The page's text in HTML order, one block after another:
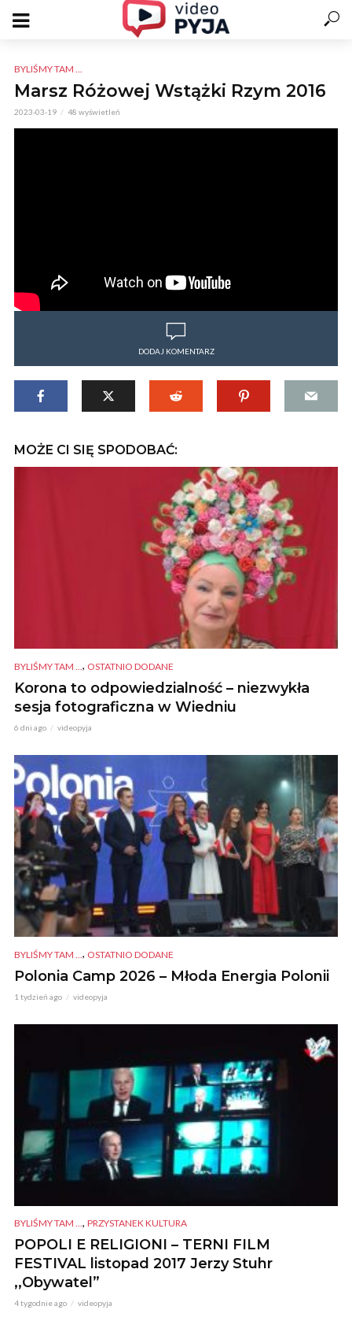
BYLIŚMY TAM ...
Marsz Różowej Wstążki Rzym 2016
2023-03-19 48 wyświetleń
DODAJ KOMENTARZ
MOŻE CI SIĘ SPODOBAĆ:
BYLIŚMY TAM ... , OSTATNIO DODANE
Korona to odpowiedzialność – niezwykła
sesja fotograficzna w Wiedniu
6 dni ago videopyja
BYLIŚMY TAM ... , OSTATNIO DODANE
Polonia Camp 2026 – Młoda Energia Polonii
1 tydzień ago videopyja
BYLIŚMY TAM ..., PRZYSTANEK KULTURA
POPOLI E RELIGIONI – TERNI FILM
FESTIVAL listopad 2017 Jerzy Stuhr
,,Obywatel”
4 tygodnie ago videopyja